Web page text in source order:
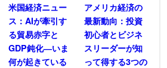
米国経済ニュー
ス：AIが牽引す
る貿易赤字と
GDP鈍化―いま
何が起きている
アメリカ経済の
最新動向：投資
初心者とビジネ
スリーダーが知
って得する3つの